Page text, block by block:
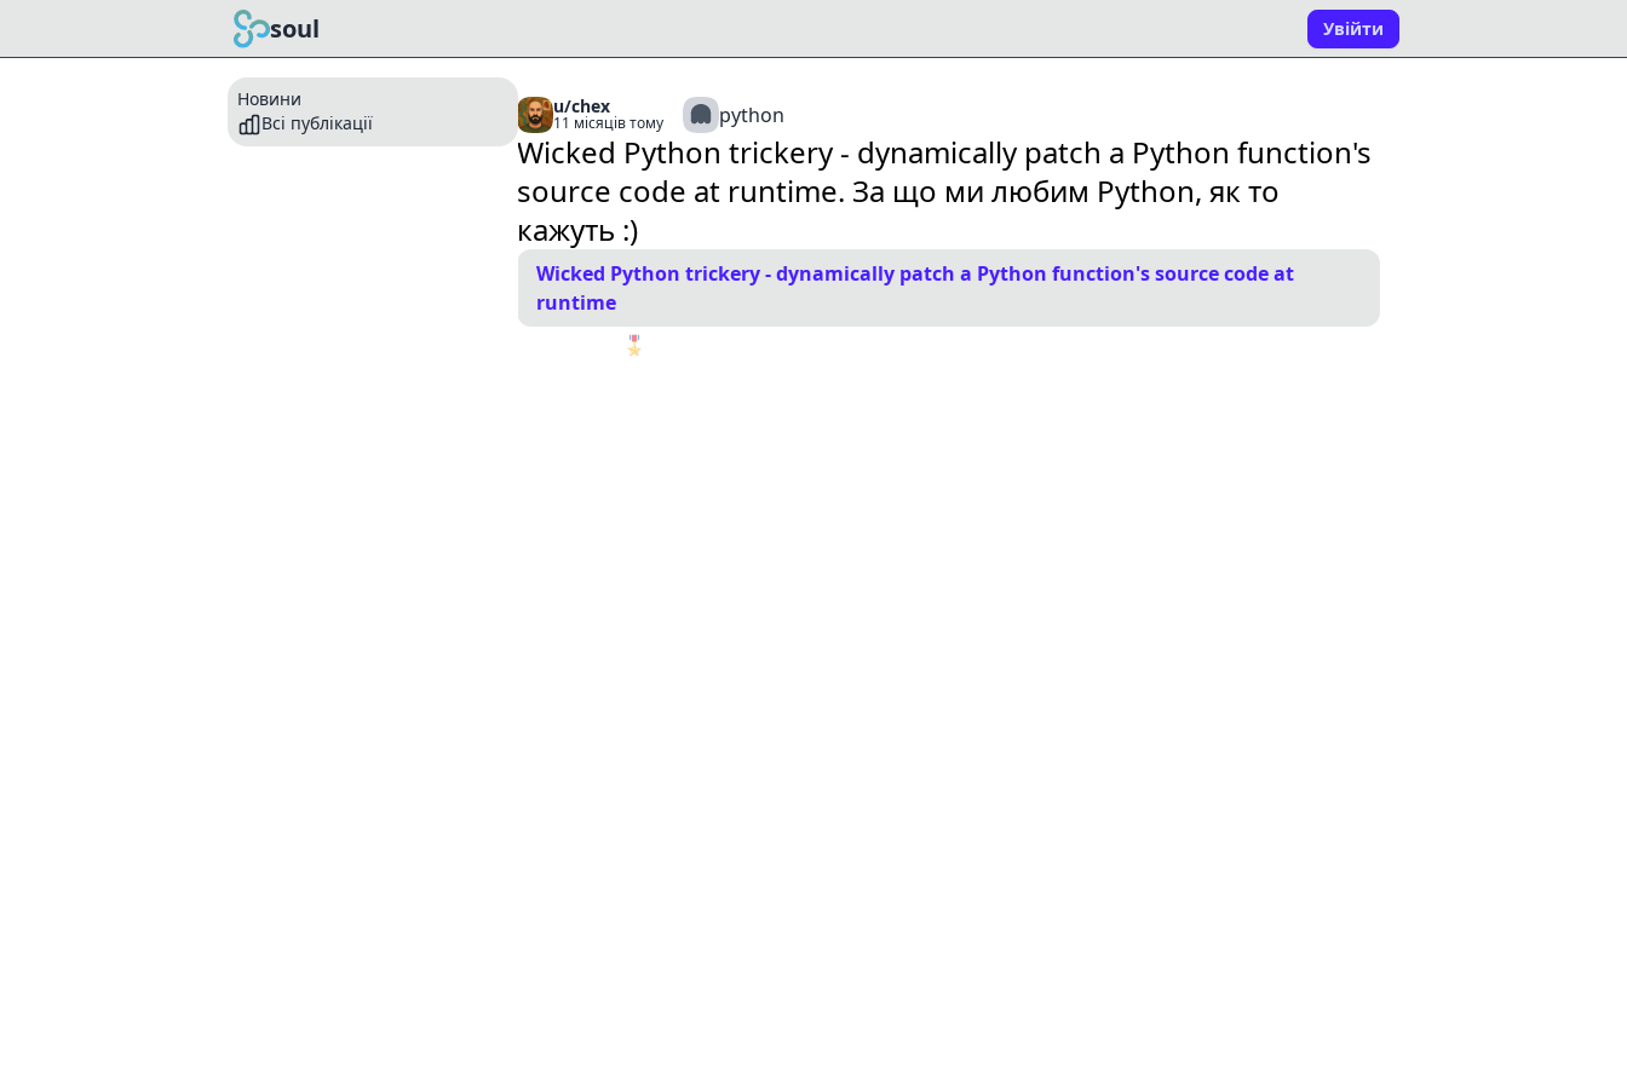
soul Увійти
Новини
Всі публікації
u/chex
11 місяців тому python
Wicked Python trickery - dynamically patch a Python function's
source code at runtime. За що ми любим Python, як то
кажуть :)
Wicked Python trickery - dynamically patch a Python function's source code at
runtime
🎖️